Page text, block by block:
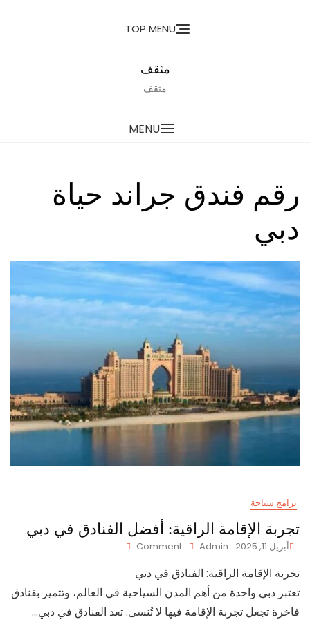
TOP MENU
مثقف
مثقف
MENU
رقم فندق جراند حياة
دبي
برامج سياحة
تجربة الإقامة الراقية: أفضل الفنادق في دبي
أبريل 11, 2025 Admin
Comment
الراقية:
أفضل
الفنادق
تجربة الإقامة الراقية: الفنادق في دبي
تعتبر دبي واحدة من أهم المدن السياحية في العالم، وتتميز بفنادق
فاخرة تجعل تجربة الإقامة فيها لا تُنسى. تعد الفنادق في دبي…